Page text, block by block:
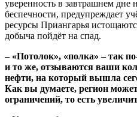
уверенность в завтрашнем
беспечности, предупреждает
ресурсы Приангарья
добыча пойдёт на спад.
– «Потолок», «полка» – так
и то же, отзываются ваши
нефти, на который вышла
Как вы думаете, регион
ограничений, то есть